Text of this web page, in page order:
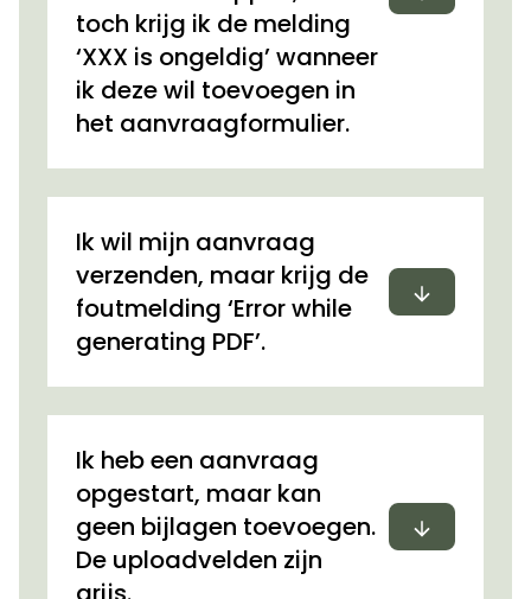
toch krijg ik de melding
‘XXX is ongeldig’ wanneer
ik deze wil toevoegen in
het aanvraagformulier.
Ik wil mijn aanvraag
verzenden, maar krijg de
foutmelding ‘Error while
generating PDF’.
Uitvouwen
Ik heb een aanvraag
opgestart, maar kan
geen bijlagen toevoegen.
De uploadvelden zijn
Uitvouwen